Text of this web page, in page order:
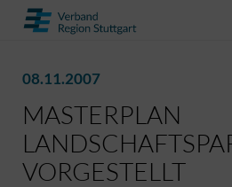
08.11.2007
MASTERPLAN
VORGESTELLT